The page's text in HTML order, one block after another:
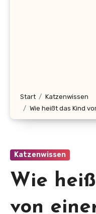
Start
Katzenwissen
Wie heißt das Kind
Katzenwissen
Wie
von